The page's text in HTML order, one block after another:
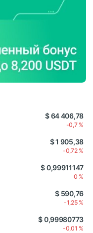
$ 64 406,78
-0,7 %
$ 1 905,38
-0,72 %
$ 0,99911147
0 %
$ 590,76
-1,25 %
$ 0,99980773
-0,01 %